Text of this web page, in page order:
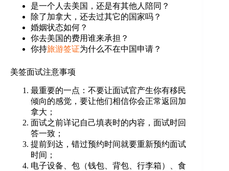
是一个人去美国，还是有其他人陪同？
除了加拿大，还去过其它的国家吗？
婚姻状态如何？
你去美国的费用谁来承担？
你持旅游签证为什么不在中国申请？
美签面试注意事项
最重要的一点：不要让面试官产生你有移民
倾向的感觉，要让他们相信你会正常返回加
拿大；
面试之前详记自己填表时的内容，面试时回
答一致；
提前到达，错过预约时间就要重新预约面试
时间；
电子设备、包（钱包、背包、行李箱）、食